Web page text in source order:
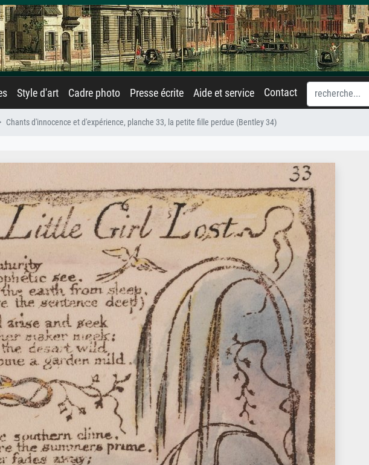
Style d'art Cadre photo Presse écrite Aide et service Contact
Chants d'innocence et d'expérience, planche 33, la petite fille perdue (Bentley 34)